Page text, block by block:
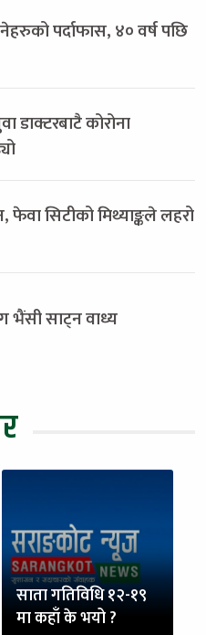
पर्दाफास, ४० वर्ष पछि
डाक्टरबाटै कोरोना
सिटीको मिथ्याङ्कले लहरो
भैंसी साट्न वाध्य
साता गतिविधि १२-१९
मा कहाँ के भयो ?